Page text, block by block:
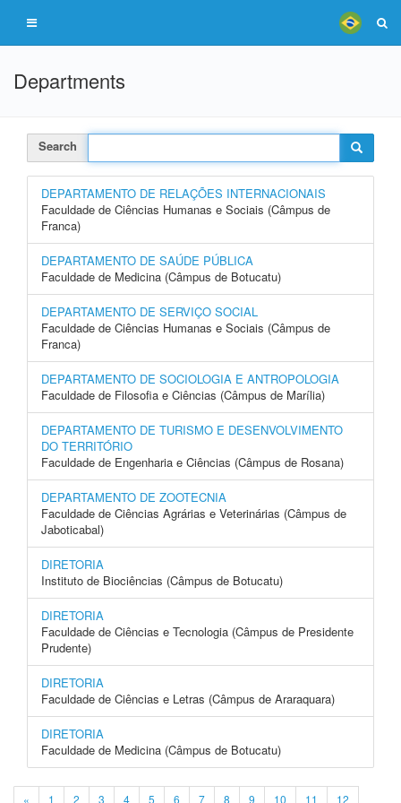
Departments
Search
DEPARTAMENTO DE RELAÇÕES INTERNACIONAIS
Faculdade de Ciências Humanas e Sociais (Câmpus de
Franca)
DEPARTAMENTO DE SAÚDE PÚBLICA
Faculdade de Medicina (Câmpus de Botucatu)
DEPARTAMENTO DE SERVIÇO SOCIAL
Faculdade de Ciências Humanas e Sociais (Câmpus de
Franca)
DEPARTAMENTO DE SOCIOLOGIA E ANTROPOLOGIA
Faculdade de Filosofia e Ciências (Câmpus de Marília)
DEPARTAMENTO DE TURISMO E DESENVOLVIMENTO
DO TERRITÓRIO
Faculdade de Engenharia e Ciências (Câmpus de Rosana)
DEPARTAMENTO DE ZOOTECNIA
Faculdade de Ciências Agrárias e Veterinárias (Câmpus de
Jaboticabal)
DIRETORIA
Instituto de Biociências (Câmpus de Botucatu)
DIRETORIA
Faculdade de Ciências e Tecnologia (Câmpus de Presidente
Prudente)
DIRETORIA
Faculdade de Ciências e Letras (Câmpus de Araraquara)
DIRETORIA
Faculdade de Medicina (Câmpus de Botucatu)
« 1 2 3 4 5 6 7 8 9 10 11 12